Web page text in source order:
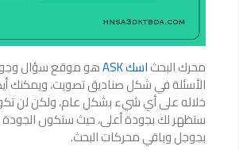
محرك البحثاسك ASK هو موقع سؤال
الأسئلة في شكل صناديق تصويت، ويمكنك
خلاله على أي شيء بشكل عام، ولكن لن تكون
ستظهر لك بجودة أعلى، حيث ستكون
بجوجل وباقي محركات البحث.